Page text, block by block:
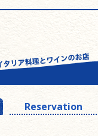
Reservation